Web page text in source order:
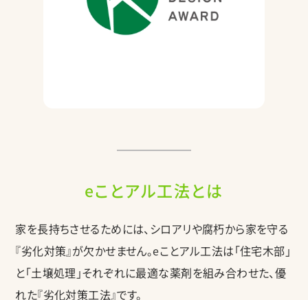
eことアル工法とは
家を長持ちさせるためには、シロアリや腐朽から家を守る
『劣化対策』が欠かせません。eことアル工法は「住宅木部」
と「土壌処理」それぞれに最適な薬剤を組み合わせた、優
れた『劣化対策工法』です。